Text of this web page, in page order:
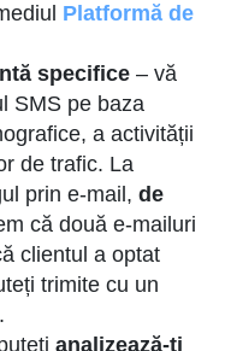
Platformă de
specifice – vă
SMS pe baza
a activității
de trafic. La
prin e-mail, de
că două e-mailuri
clientul a optat
trimite cu un
analizează-ți